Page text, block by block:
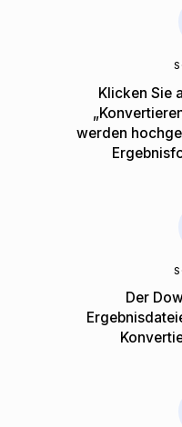
Klicken Sie
werden
Der